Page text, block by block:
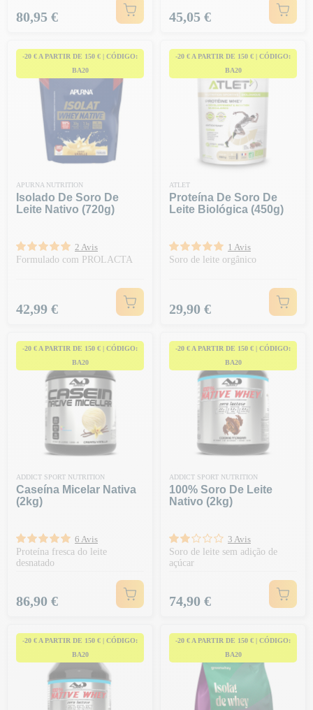
Preço
80,95 € Preço
45,05 €
-20 € A PARTIR DE 150 € | CÓDIGO:
BA20
APURNA NUTRITION
Isolado De Soro De
Leite Nativo (720g)
2 Avis
Formulado com PROLACTA
Preço
42,99 €
-20 € A PARTIR DE 150 € | CÓDIGO:
BA20
ATLET
Proteína De Soro De
Leite Biológica (450g)
1 Avis
Soro de leite orgânico
Preço
29,90 €
-20 € A PARTIR DE 150 € | CÓDIGO:
BA20
ADDICT SPORT NUTRITION
Caseína Micelar Nativa
(2kg)
6 Avis
Proteína fresca do leite
desnatado
Preço
86,90 €
-20 € A PARTIR DE 150 € | CÓDIGO:
BA20
ADDICT SPORT NUTRITION
100% Soro De Leite
Nativo (2kg)
3 Avis
Soro de leite sem adição de
açúcar
Preço
74,90 €
-20 € A PARTIR DE 150 € | CÓDIGO:
BA20
-20 € A PARTIR DE 150 € | CÓDIGO:
BA20